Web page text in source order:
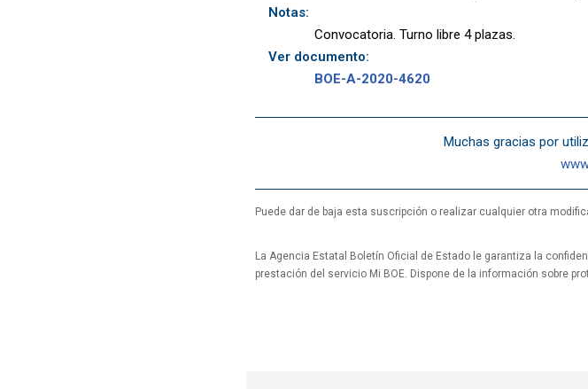
Notas:
Convocatoria. Turno libre 4 plazas.
Ver documento:
BOE-A-2020-4620
Muchas gracias por
Puede dar de baja esta suscripción o realizar cualquier otra
La Agencia Estatal Boletín Oficial de Estado le garantiza la
prestación del servicio Mi BOE. Dispone de la información sobre